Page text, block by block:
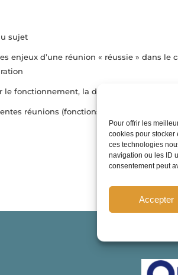
Pour offrir les
cookies pour stocker
ces technologies
navigation ou les ID
consentement peut
Accepter
sujet
enjeux d’une réunion « réussie » dans
le fonctionnement, la dynamique d’un
réunions (fonctions de facilitation et